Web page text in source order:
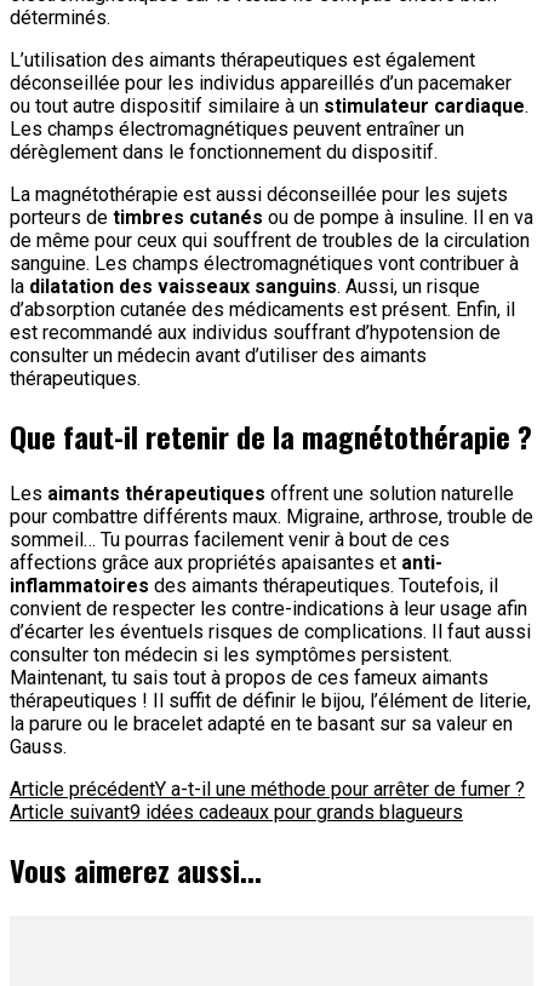
déterminés.
L’utilisation des aimants thérapeutiques est également
déconseillée pour les individus appareillés d’un pacemaker
ou tout autre dispositif similaire à un stimulateur cardiaque.
Les champs électromagnétiques peuvent entraîner un
dérèglement dans le fonctionnement du dispositif.
La magnétothérapie est aussi déconseillée pour les sujets
porteurs de timbres cutanés ou de pompe à insuline. Il en va
de même pour ceux qui souffrent de troubles de la circulation
sanguine. Les champs électromagnétiques vont contribuer à
la dilatation des vaisseaux sanguins. Aussi, un risque
d’absorption cutanée des médicaments est présent. Enfin, il
est recommandé aux individus souffrant d’hypotension de
consulter un médecin avant d’utiliser des aimants
thérapeutiques.
Que faut-il retenir de la magnétothérapie ?
Les aimants thérapeutiques offrent une solution naturelle
pour combattre différents maux. Migraine, arthrose, trouble de
sommeil… Tu pourras facilement venir à bout de ces
affections grâce aux propriétés apaisantes et anti-
inflammatoires des aimants thérapeutiques. Toutefois, il
convient de respecter les contre-indications à leur usage afin
d’écarter les éventuels risques de complications. Il faut aussi
consulter ton médecin si les symptômes persistent.
Maintenant, tu sais tout à propos de ces fameux aimants
thérapeutiques ! Il suffit de définir le bijou, l’élément de literie,
la parure ou le bracelet adapté en te basant sur sa valeur en
Gauss.
Navigation
d'article
Article précédentY a-t-il une méthode pour arrêter de fumer ?
Article suivant9 idées cadeaux pour grands blagueurs
Vous aimerez aussi...